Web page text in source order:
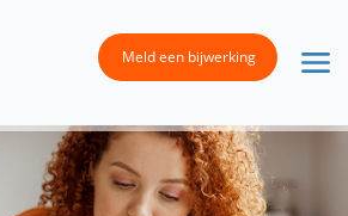
Meld een bijwerking